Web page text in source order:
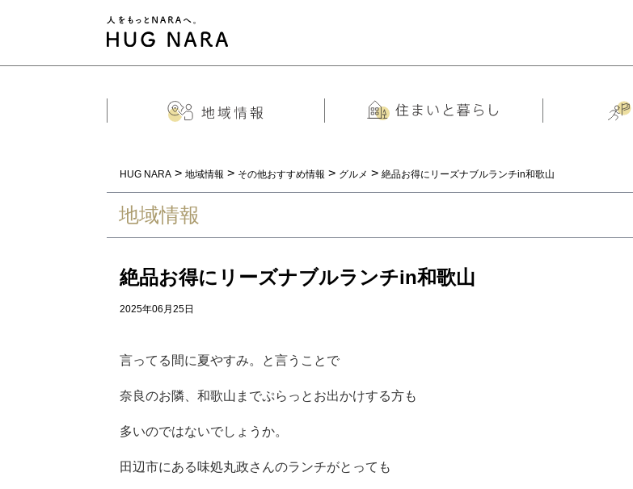
HUG NARA > 地域情報 > その他おすすめ情報 > グルメ > 絶品お得にリーズナブルランチin和歌山
地域情報
絶品お得にリーズナブルランチin和歌山
2025年06月25日
言ってる間に夏やすみ。と言うことで
奈良のお隣、和歌山までぷらっとお出かけする方も
多いのではないでしょうか。
田辺市にある味処丸政さんのランチがとっても